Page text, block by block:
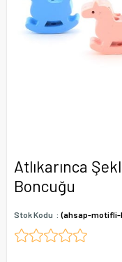
Atlıkarınca
Boncuğu
Stok Kodu (ahsap-motifli-